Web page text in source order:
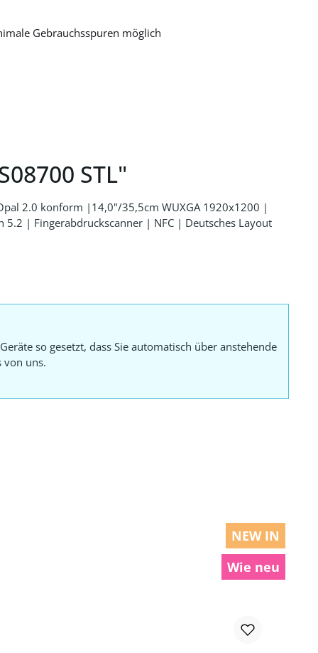
Gebrauchsspuren möglich
STL"
2.0 konform |14,0"/35,5cm WUXGA 1920x1200 |
| Fingerabdruckscanner | NFC | Deutsches Layout
so gesetzt, dass Sie automatisch über anstehende
von uns.
NEW IN
Wie neu